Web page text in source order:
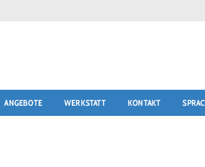
ANGEBOTE WERKSTATT KONTAKT